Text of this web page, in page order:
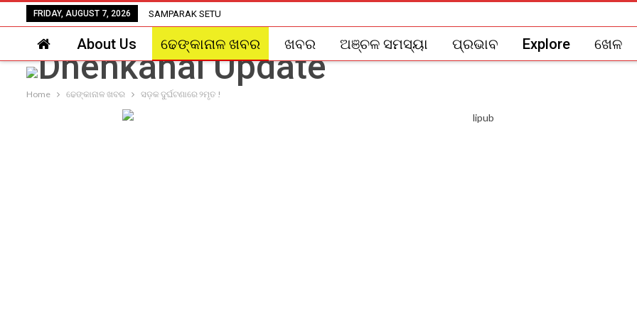
FRIDAY, AUGUST 7, 2026 SAMPARAK SETU
About Us ଢେଙ୍କାନାଳ ଖବର ଖବର ଅଞ୍ଚଳ ସମସ୍ୟା ପ୍ରଭାବ Explore ଖେଳ
Home ଢେଙ୍କାନାଳ ଖବର ସଡ଼କ ଦୁର୍ଘଟଣାରେ ୨ମୃତ !